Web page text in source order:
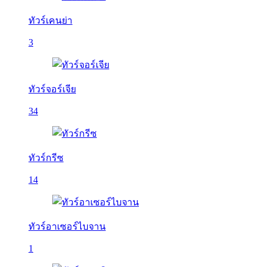
ทัวร์เคนย่า
3
ทัวร์จอร์เจีย
34
ทัวร์กรีซ
14
ทัวร์อาเซอร์ไบจาน
1